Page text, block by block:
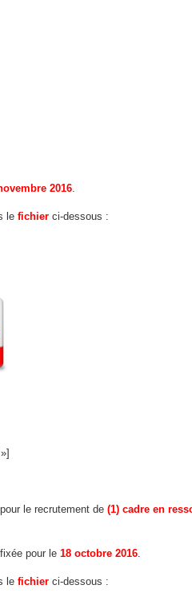
2016.
le fichier ci-dessous :
le recrutement de (1) cadre en
pour le 18 octobre 2016.
le fichier ci-dessous :